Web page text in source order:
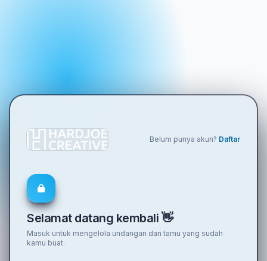
Belum punya akun? Daftar
Selamat datang kembali 👋
Masuk untuk mengelola undangan dan tamu yang sudah
kamu buat.